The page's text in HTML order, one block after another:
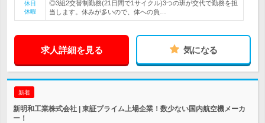
休日
休暇
◎3組2交替制勤務(21日間で1サイクル)3つの班が交代で勤務を担
当します。休みが多いので、体への負…
求人詳細を見る 気になる
新着
新明和工業株式会社 | 東証プライム上場企業！数少ない国内航空機メーカ
ー！